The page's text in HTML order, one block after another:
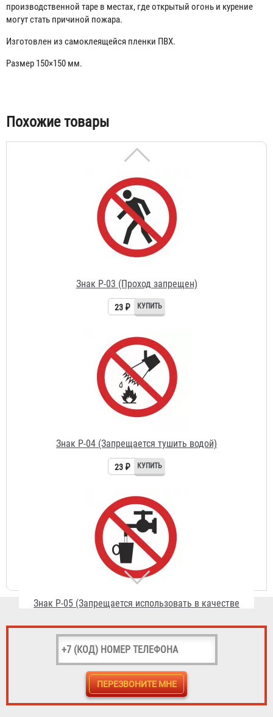
производственной таре в местах, где открытый огонь и курение
могут стать причиной пожара.
Изготовлен из самоклеящейся пленки ПВХ.
Размер 150×150 мм.
Табы
Похожие товары
Знак P-03 (Проход запрещен)
23 ₽
Знак P-04 (Запрещается тушить водой)
23 ₽
Знак P-05 (Запрещается использовать в качестве
питьевой воды)